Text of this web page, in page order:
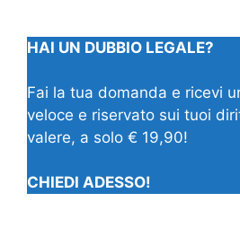
HAI UN DUBBIO LEGALE?
Fai la tua domanda e ricevi
veloce e riservato sui tuoi
valere, a solo € 19,90!
CHIEDI ADESSO!